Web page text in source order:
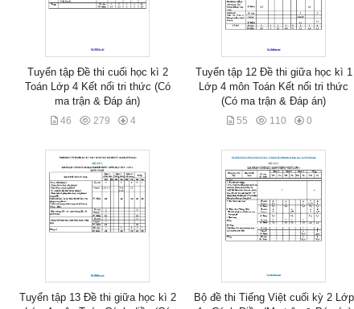
Tuyển tập Đề thi cuối học kì 2
Toán Lớp 4 Kết nối tri thức (Có
ma trận & Đáp án)
46 279 4
Tuyển tập 12 Đề thi giữa học kì 1
Lớp 4 môn Toán Kết nối tri thức
(Có ma trận & Đáp án)
55 110 0
Tuyển tập 13 Đề thi giữa học kì 2
Bộ đề thi Tiếng Việt cuối kỳ 2 Lớp